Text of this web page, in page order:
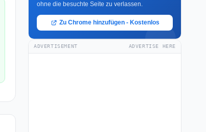
ohne die besuchte Seite zu verlassen.
Zu Chrome hinzufügen - Kostenlos
ADVERTISEMENT ADVERTISE HERE